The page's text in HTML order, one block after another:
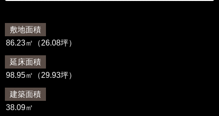
敷地面積
86.23㎡（26.08坪）
延床面積
98.95㎡（29.93坪）
建築面積
38.09㎡